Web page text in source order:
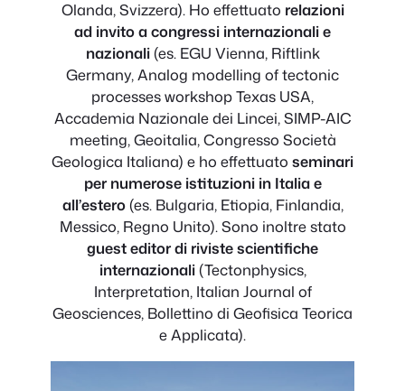
Olanda, Svizzera). Ho effettuato relazioni
ad invito a congressi internazionali e
nazionali(es. EGU Vienna, Riftlink
Germany, Analog modelling of tectonic
processes workshop Texas USA,
Accademia Nazionale dei Lincei, SIMP-AIC
meeting, Geoitalia, Congresso Società
Geologica Italiana) e ho effettuato seminari
per numerose istituzioni in Italia e
all’estero(es. Bulgaria, Etiopia, Finlandia,
Messico, Regno Unito). Sono inoltre stato
guest editor di riviste scientifiche
internazionali(Tectonphysics,
Interpretation, Italian Journal of
Geosciences, Bollettino di Geofisica Teorica
e Applicata).